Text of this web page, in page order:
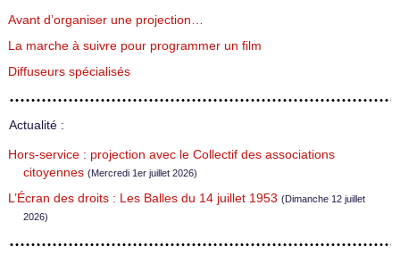
Avant d’organiser une projection…
La marche à suivre pour programmer un film
Diffuseurs spécialisés
Actualité :
Hors-service : projection avec le Collectif des associations
citoyennes (Mercredi 1er juillet 2026)
L’Écran des droits : Les Balles du 14 juillet 1953 (Dimanche 12 juillet
2026)